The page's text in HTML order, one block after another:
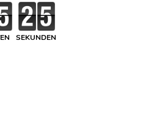
SEKUNDEN